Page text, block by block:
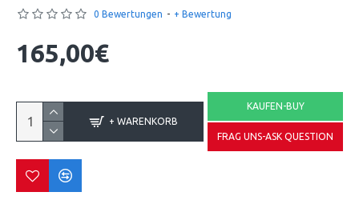
0 Bewertungen - + Bewertung
165,00€
+ WARENKORB
KAUFEN-BUY
FRAG UNS-ASK QUESTION